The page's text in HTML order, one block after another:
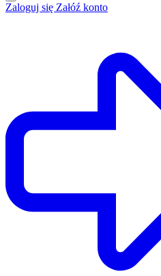
Zaloguj się Załóź konto